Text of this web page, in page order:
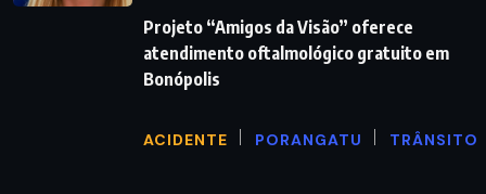
Projeto “Amigos da Visão” oferece
atendimento oftalmológico gratuito em
Bonópolis
ACIDENTE PORANGATU TRÂNSITO